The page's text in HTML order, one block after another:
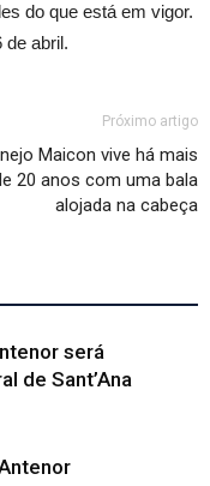
do que está em vigor.
de abril.
Próximo artigo
Maicon vive há mais
20 anos com uma bala
alojada na cabeça
será
de Sant’Ana